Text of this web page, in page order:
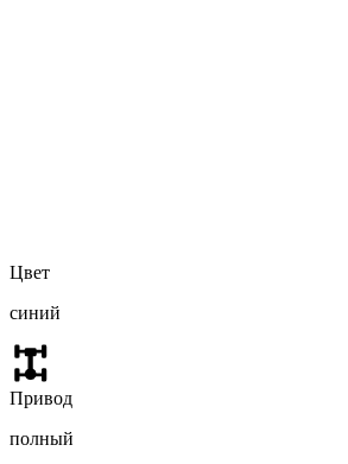
Цвет
синий
Привод
полный